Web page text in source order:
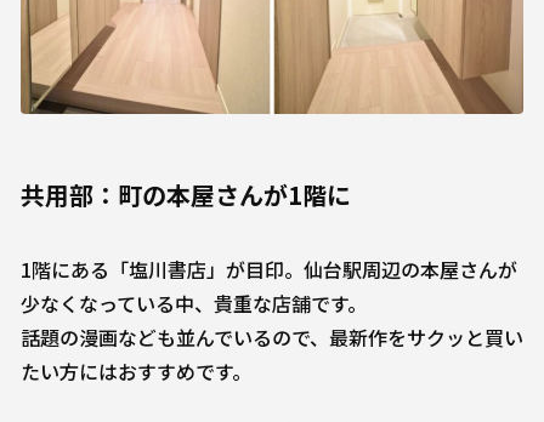
共用部：町の本屋さんが1階に
1階にある「塩川書店」が目印。仙台駅周辺の本屋さんが
少なくなっている中、貴重な店舗です。
話題の漫画なども並んでいるので、最新作をサクッと買い
たい方にはおすすめです。